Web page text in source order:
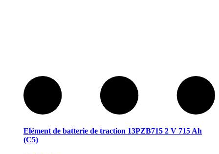
Elément de batterie de traction 13PZB715 2 V 715 Ah
(C5)